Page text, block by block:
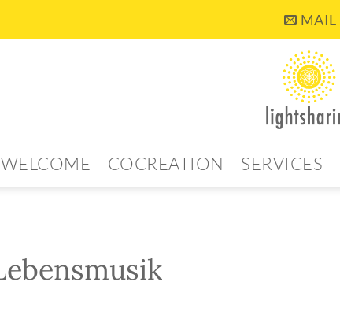
MAIL
WELCOME COCREATION SERVICES